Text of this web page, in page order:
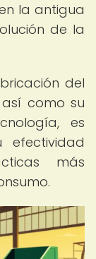
la antigua
de la
del
como su
es
más